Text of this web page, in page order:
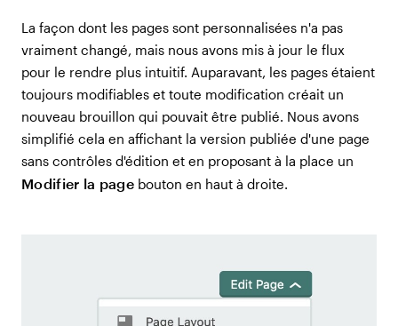
La façon dont les pages sont personnalisées n'a pas
vraiment changé, mais nous avons mis à jour le flux
pour le rendre plus intuitif. Auparavant, les pages étaient
toujours modifiables et toute modification créait un
nouveau brouillon qui pouvait être publié. Nous avons
simplifié cela en affichant la version publiée d'une page
sans contrôles d'édition et en proposant à la place un
Modifier la pagebouton en haut à droite.